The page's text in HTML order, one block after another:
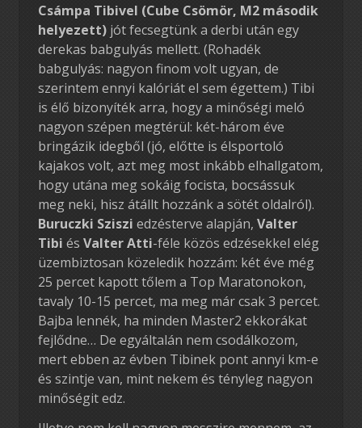
Csámpa Tibivel (Cube Csömör, M2 második
helyezett)jót fecsegtünk a derbi után egy
derekas babgulyás mellett. (Rohadék
babgulyás: nagyon finom volt ugyan, de
szerintem ennyi kalóriát el sem égettem.) Tibi
is élő bizonyíték arra, hogy a minőségi meló
nagyon szépen megtérül: két-három éve
bringázik idegből (jó, előtte is élsportoló
kajakos volt, azt meg most inkább elhallgatom,
hogy utána meg sokáig focista, bocsássuk
meg neki, hisz átállt hozzánk a sötét oldalról).
Buruczki Sziszi edzésterve alapján, Valter
Tibi és Valter Atti-féle közös edzésekkel elég
üzembiztosan közeledik hozzám: két éve még
25 percet kapott tőlem a Top Maratonokon,
tavaly 10-15 percet, ma meg már csak 3 percet.
Bajba lennék, ha minden Master2 ekkorákat
fejlődne… De egyáltalán nem csodálkozom,
mert ebben az évben Tibinek pont annyi km-e
és szintje van, mint nekem és tényleg nagyon
minőségit edz.